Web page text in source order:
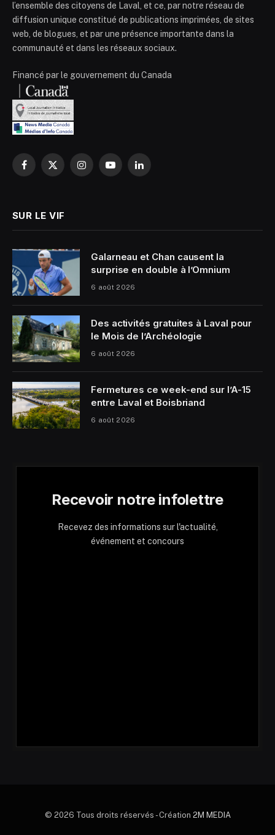
l’ensemble des citoyens de Laval, et ce, par notre réseau de
diffusion unique constitué de publications imprimées, de sites
web, de blogues, et par une présence importante dans la
communauté et dans les réseaux sociaux.
Financé par le gouvernement du Canada
Facebook
X
InstagramYouTubeLinkedIn
SUR LE VIF
Galarneau et Chan causent la
surprise en double à l’Omnium
6 août 2026
Des activités gratuites à Laval pour
le Mois de l’Archéologie
6 août 2026
Fermetures ce week-end sur l’A-15
entre Laval et Boisbriand
6 août 2026
Recevoir notre infolettre
Recevez des informations sur l'actualité,
événement et concours
© 2026 Tous droits réservés - Création 2M MEDIA